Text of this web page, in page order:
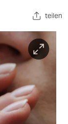
teilen